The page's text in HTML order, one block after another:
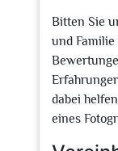
Bitten Sie
und
dabei
eines